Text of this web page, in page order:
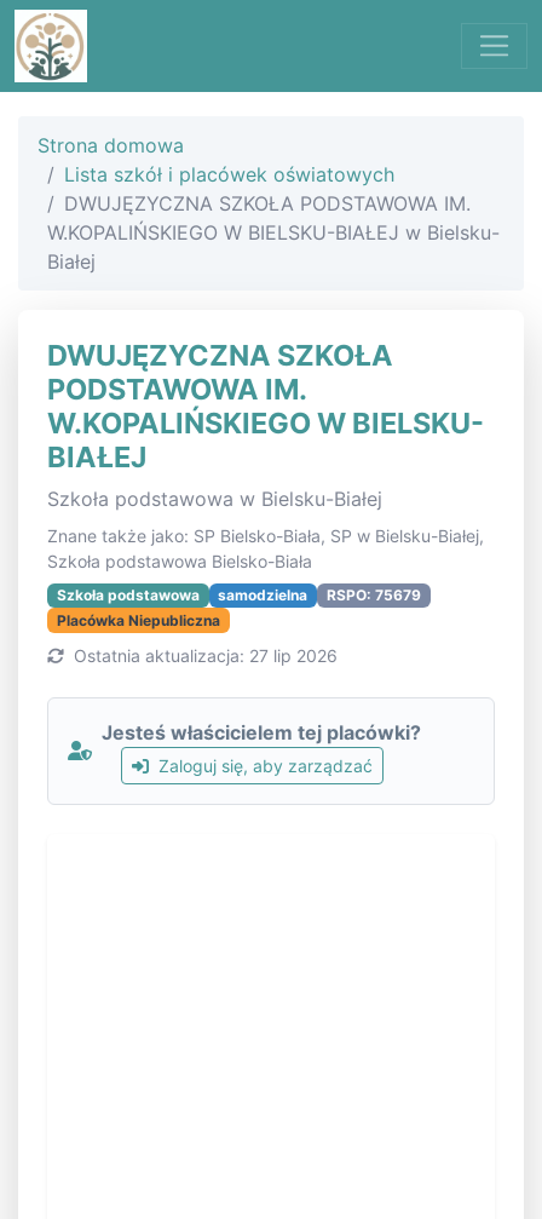
Strona domowa
Lista szkół i placówek oświatowych
DWUJĘZYCZNA SZKOŁA PODSTAWOWA IM.
W.KOPALIŃSKIEGO W BIELSKU-BIAŁEJ w Bielsku-
Białej
DWUJĘZYCZNA SZKOŁA
PODSTAWOWA IM.
W.KOPALIŃSKIEGO W BIELSKU-
BIAŁEJ
Szkoła podstawowa w Bielsku-Białej
Znane także jako: SP Bielsko-Biała, SP w Bielsku-Białej,
Szkoła podstawowa Bielsko-Biała
Szkoła podstawowa samodzielna
RSPO: 75679
Placówka Niepubliczna
Ostatnia aktualizacja: 27 lip 2026
Jesteś właścicielem tej placówki?
Zaloguj się, aby zarządzać